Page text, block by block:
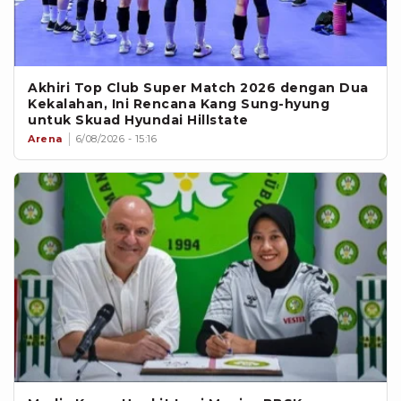
Akhiri Top Club Super Match 2026 dengan Dua
Kekalahan, Ini Rencana Kang Sung-hyung
untuk Skuad Hyundai Hillstate
Arena 6/08/2026 - 15:16